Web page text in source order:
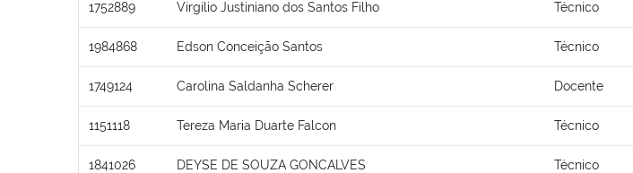
1752889 Virgilio Justiniano dos Santos Filho Técnico
1984868 Edson Conceição Santos Técnico
1749124 Carolina Saldanha Scherer Docente
1151118 Tereza Maria Duarte Falcon Técnico
1841026 DEYSE DE SOUZA GONCALVES Técnico